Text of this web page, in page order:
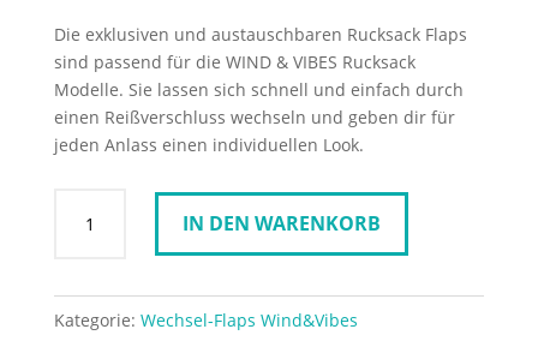
war:
44,95 €
ist:
18,00 €.
Die exklusiven und austauschbaren Rucksack Flaps
sind passend für die WIND & VIBES Rucksack
Modelle. Sie lassen sich schnell und einfach durch
einen Reißverschluss wechseln und geben dir für
jeden Anlass einen individuellen Look.
M
IN DEN WARENKORB
Kategorie: Wechsel-Flaps Wind&Vibes